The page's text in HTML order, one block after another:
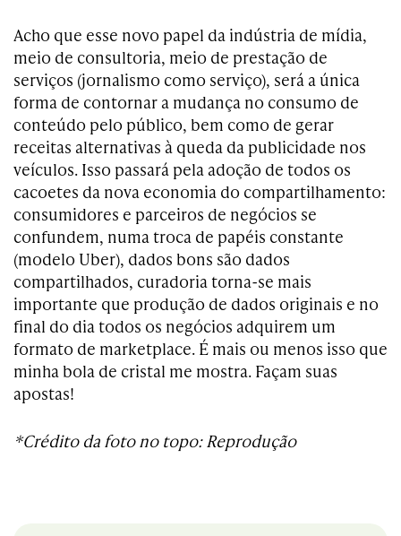
Acho que esse novo papel da indústria de mídia,
meio de consultoria, meio de prestação de
serviços (jornalismo como serviço), será a única
forma de contornar a mudança no consumo de
conteúdo pelo público, bem como de gerar
receitas alternativas à queda da publicidade nos
veículos. Isso passará pela adoção de todos os
cacoetes da nova economia do compartilhamento:
consumidores e parceiros de negócios se
confundem, numa troca de papéis constante
(modelo Uber), dados bons são dados
compartilhados, curadoria torna-se mais
importante que produção de dados originais e no
final do dia todos os negócios adquirem um
formato de marketplace. É mais ou menos isso que
minha bola de cristal me mostra. Façam suas
apostas!
*Crédito da foto no topo: Reprodução